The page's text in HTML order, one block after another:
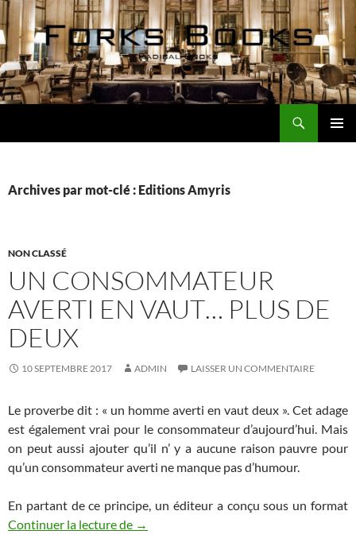
Aller
au
contenu
Archives par mot-clé : Editions Amyris
NON CLASSÉ
UN CONSOMMATEUR
AVERTI EN VAUT… PLUS DE
DEUX
10 SEPTEMBRE 2017 ADMIN LAISSER UN COMMENTAIRE
Le proverbe dit : « un homme averti en vaut deux ». Cet adage
est également vrai pour le consommateur d’aujourd’hui. Mais
on peut aussi ajouter qu’il n’ y a aucune raison pauvre pour
qu’un consommateur averti ne manque pas d’humour.
En partant de ce principe, un éditeur a conçu sous un format
Continuer la lecture de Un consommateur averti en vaut… plus
→